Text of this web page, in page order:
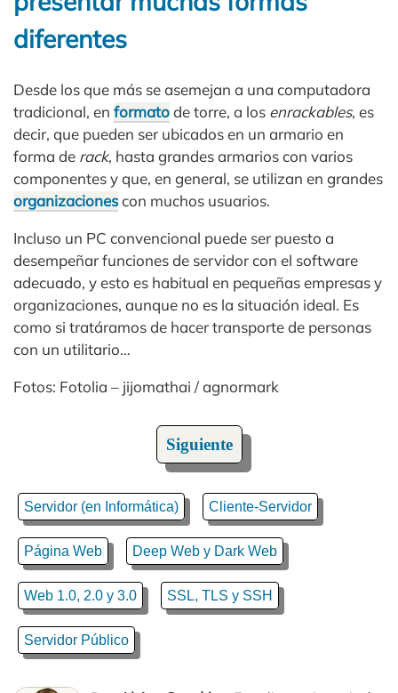
diferentes
Desde los que más se asemejan a una computadora
tradicional, en formatode torre, a los enrackables, es
decir, que pueden ser ubicados en un armario en
forma de rack, hasta grandes armarios con varios
componentes y que, en general, se utilizan en grandes
organizacionescon muchos usuarios.
Incluso un PC convencional puede ser puesto a
desempeñar funciones de servidor con el software
adecuado, y esto es habitual en pequeñas empresas y
organizaciones, aunque no es la situación ideal. Es
como si tratáramos de hacer transporte de personas
con un utilitario…
Fotos: Fotolia – jijomathai / agnormark
Siguiente
Servidor (en Informática) Cliente-Servidor
Página Web Deep Web y Dark Web
Web 1.0, 2.0 y 3.0 SSL, TLS y SSH
Servidor Público